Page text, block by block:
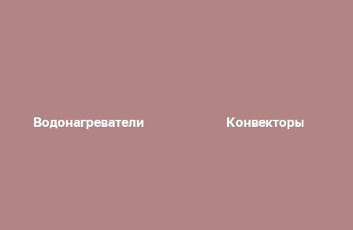
Водонагреватели Конвекторы